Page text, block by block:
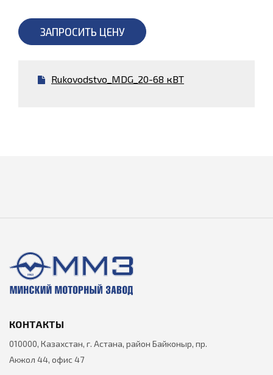
ЗАПРОСИТЬ ЦЕНУ
Rukovodstvo_MDG_20-68 кВТ
КОНТАКТЫ
010000, Казахстан, г. Астана, район Байконыр, пр.
Акжол 44, офис 47